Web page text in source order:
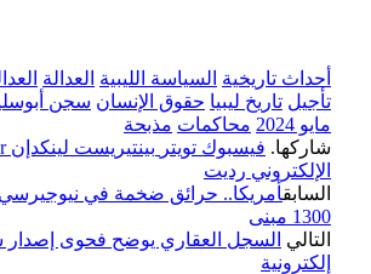
أحداث تاريخية السياسة الليبية العدالة
تأجيل تاريخ ليبيا حقوق الإنسان سجن
مايو 2024
محاكمات مذبحة
شاركها. فيسبوك تويتر بينتيريست لينكدإن
الإلكتروني رديت
السابقأمريكا.. حرائق ضخمة في نيوجيرسي
1300 مبنى
التالي السجل العقاري يوضح فحوى إصدار
إلكترونية